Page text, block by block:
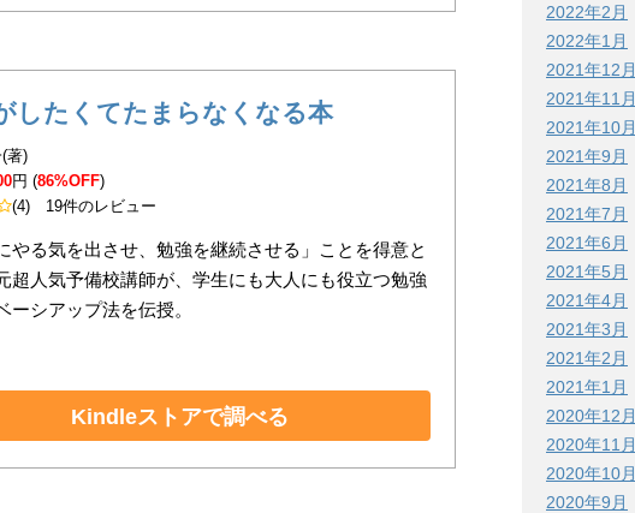
したくてたまらなくなる本
著)
円 (86%OFF)
(4) 19件のレビュー
やる気を出させ、勉強を継続させる」ことを得意と
超人気予備校講師が、学生にも大人にも役立つ勉強
ーシアップ法を伝授。
Kindleストアで調べる
2022年2月
2022年1月
2021年12月
2021年11月
2021年10月
2021年9月
2021年8月
2021年7月
2021年6月
2021年5月
2021年4月
2021年3月
2021年2月
2021年1月
2020年12月
2020年11月
2020年10月
2020年9月